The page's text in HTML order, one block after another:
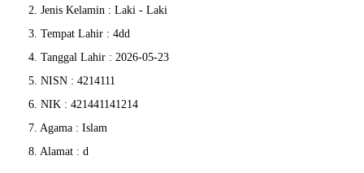
2. Jenis Kelamin : Laki - Laki
3. Tempat Lahir : 4dd
4. Tanggal Lahir : 2026-05-23
5. NISN : 4214111
6. NIK : 421441141214
7. Agama : Islam
8. Alamat : d